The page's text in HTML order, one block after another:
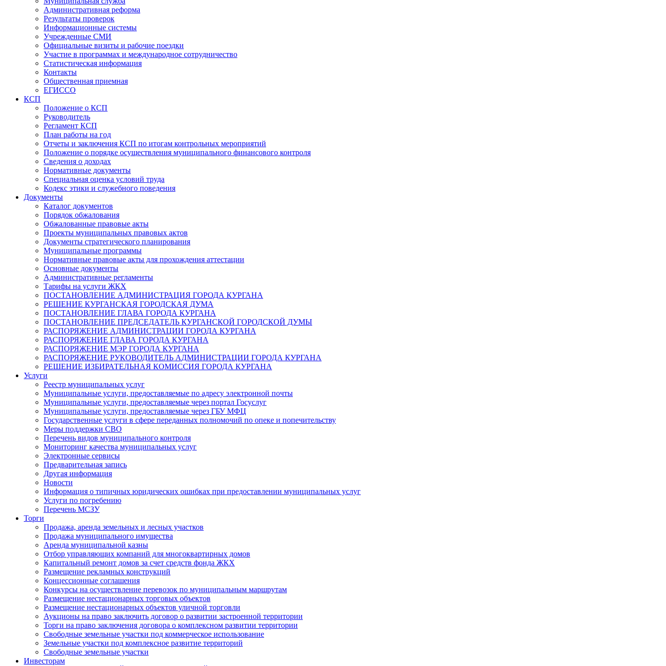
Административная реформа
Результаты проверок
Информационные системы
Учрежденные СМИ
Официальные визиты и рабочие поездки
Участие в программах и международное сотрудничество
Статистическая информация
Контакты
Общественная приемная
ЕГИССО
КСП
Положение о КСП
Руководитель
Регламент КСП
План работы на год
Отчеты и заключения КСП по итогам контрольных мероприятий
Положение о порядке осуществления муниципального финансового контроля
Сведения о доходах
Нормативные документы
Специальная оценка условий труда
Кодекс этики и служебного поведения
Документы
Каталог документов
Порядок обжалования
Обжалованные правовые акты
Проекты муниципальных правовых актов
Документы стратегического планирования
Муниципальные программы
Нормативные правовые акты для прохождения аттестации
Основные документы
Административные регламенты
Тарифы на услуги ЖКХ
ПОСТАНОВЛЕНИЕ АДМИНИСТРАЦИЯ ГОРОДА КУРГАНА
РЕШЕНИЕ КУРГАНСКАЯ ГОРОДСКАЯ ДУМА
ПОСТАНОВЛЕНИЕ ГЛАВА ГОРОДА КУРГАНА
ПОСТАНОВЛЕНИЕ ПРЕДСЕДАТЕЛЬ КУРГАНСКОЙ ГОРОДСКОЙ ДУМЫ
РАСПОРЯЖЕНИЕ АДМИНИСТРАЦИИ ГОРОДА КУРГАНА
РАСПОРЯЖЕНИЕ ГЛАВА ГОРОДА КУРГАНА
РАСПОРЯЖЕНИЕ МЭР ГОРОДА КУРГАНА
РАСПОРЯЖЕНИЕ РУКОВОДИТЕЛЬ АДМИНИСТРАЦИИ ГОРОДА КУРГАНА
РЕШЕНИЕ ИЗБИРАТЕЛЬНАЯ КОМИССИЯ ГОРОДА КУРГАНА
Услуги
Реестр муниципальных услуг
Муниципальные услуги, предоставляемые по адресу электронной почты
Муниципальные услуги, предоставляемые через портал Госуслуг
Муниципальные услуги, предоставляемые через ГБУ МФЦ
Государственные услуги в сфере переданных полномочий по опеке и попечительству
Меры поддержки СВО
Перечень видов муниципального контроля
Мониторинг качества муниципальных услуг
Электронные сервисы
Предварительная запись
Другая информация
Новости
Информация о типичных юридических ошибках при предоставлении муниципальных услуг
Услуги по погребению
Перечень МСЗУ
Торги
Продажа, аренда земельных и лесных участков
Продажа муниципального имущества
Аренда муниципальной казны
Отбор управляющих компаний для многоквартирных домов
Капитальный ремонт домов за счет средств фонда ЖКХ
Размещение рекламных конструкций
Концессионные соглашения
Конкурсы на осуществление перевозок по муниципальным маршрутам
Размещение нестационарных торговых объектов
Размещение нестационарных объектов уличной торговли
Аукционы на право заключить договор о развитии застроенной территории
Торги на право заключения договора о комплексном развитии территории
Свободные земельные участки под коммерческое использование
Земельные участки под комплексное развитие территорий
Свободные земельные участки
Инвесторам